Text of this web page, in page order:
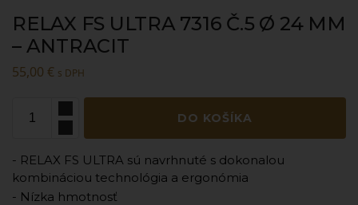
RELAX FS ULTRA 7316 Č.5 Ø 24 MM
– ANTRACIT
55,00 € s DPH
DO KOŠÍKA
- RELAX FS ULTRA sú navrhnuté s dokonalou
kombináciou technológia a ergonómia
- Nízka hmotnosť